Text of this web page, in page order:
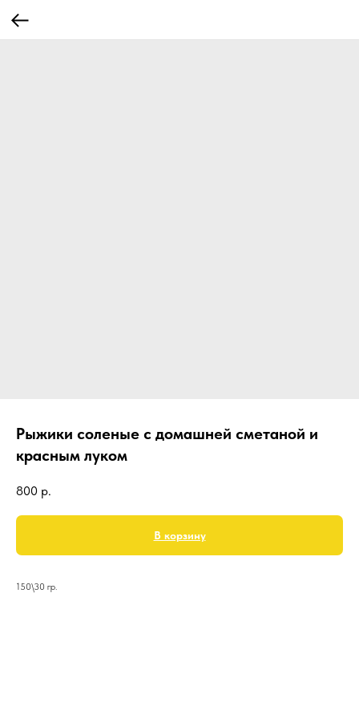
Рыжики соленые с домашней сметаной и
красным луком
800 р.
В корзину
150\30 гр.